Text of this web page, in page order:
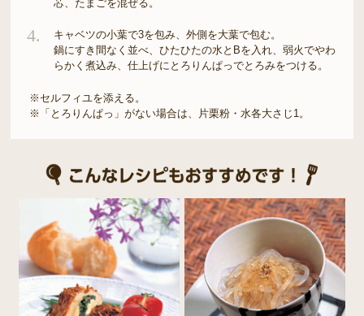
芯、たまごを混ぜる。
4.
キャベツの小葉で3を包み、外側を大葉で包む。
鍋にすき間なく並べ、ひたひたの水とBを入れ、弱火でやわ
らかく煮込み、仕上げにとろりんぱっでとろみをつける。
※セルフィユを添える。
※「とろりんぱっ」がない場合は、片栗粉・水各大さじ1。